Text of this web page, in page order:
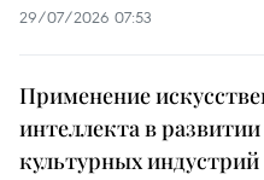
29/07/2026 07:53
Применение
интеллекта в развитии
культурных индустрий